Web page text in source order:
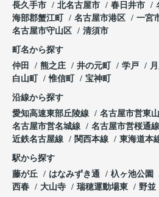
長久手市
北名古屋市 春日井市
海部郡蟹江町
名古屋市港区 一宮
名古屋市守山区
清須市
町名から探す
仲田
熊之庄 井の元町 学戸
白山町
惟信町 宝神町
沿線から探す
愛知高速東部丘陵線
名古屋市営東
名古屋市営名城線
名古屋市営桜通線
近鉄名古屋線
関西本線 東海道本
駅から探す
藤が丘
はなみずき通 杁ヶ池公園
西春
大山寺 瑞穂運動場東 野並